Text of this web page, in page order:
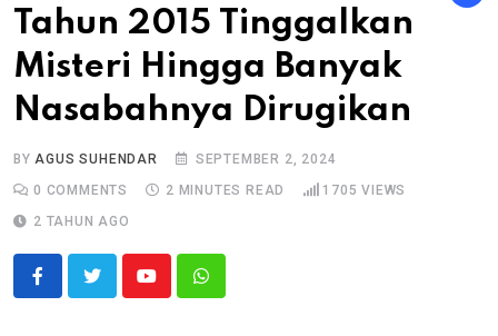
Tahun 2015 Tinggalkan
Misteri Hingga Banyak
Nasabahnya Dirugikan
BYAGUS SUHENDAR
SEPTEMBER 2, 2024
0 COMMENTS 2 MINUTES READ 1705 VIEWS
2 TAHUN AGO
YoutubeWhatsapp